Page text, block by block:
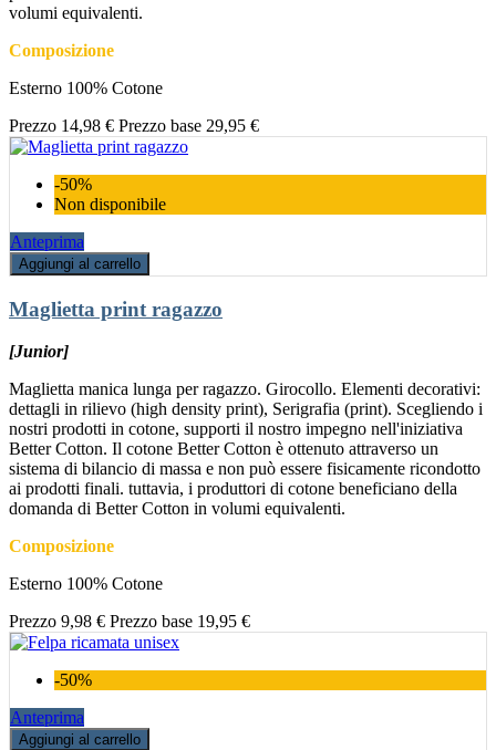
volumi equivalenti.
Composizione
Esterno 100% Cotone
Prezzo 14,98 € Prezzo base 29,95 €
-50%
Non disponibile
Anteprima
Aggiungi al carrello
Maglietta print ragazzo
[Junior]
Maglietta manica lunga per ragazzo. Girocollo. Elementi decorativi:
dettagli in rilievo (high density print), Serigrafia (print). Scegliendo i
nostri prodotti in cotone, supporti il nostro impegno nell'iniziativa
Better Cotton. Il cotone Better Cotton è ottenuto attraverso un
sistema di bilancio di massa e non può essere fisicamente ricondotto
ai prodotti finali. tuttavia, i produttori di cotone beneficiano della
domanda di Better Cotton in volumi equivalenti.
Composizione
Esterno 100% Cotone
Prezzo 9,98 € Prezzo base 19,95 €
-50%
Anteprima
Aggiungi al carrello